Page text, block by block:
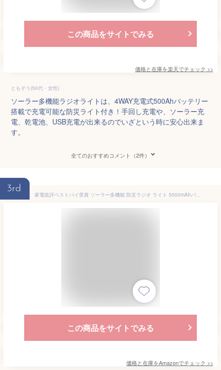
この商品をサイトでみる
価格と在庫を楽天でチェック >>
ともぞう(50代・女性)
ソーラー多機能ラジオライトは、4WAY充電式500Ahバッテリー
搭載で充電可能な防災ライト付き！手回し充電や、ソーラー充
電、乾電池、USB充電が出来るのでいざという時に安心出来ま
す。
全てのおすすめコメント（2件）
3rd
家電批評ベストバイ受賞 ソーラー多機能 防災ラジオ ライト 5000mAhバッテリー搭載 スマホ充電 手回し 充電３パターン 防災グッズ 防災防犯ダイレクト
この商品をサイトでみる
価格と在庫をAmazonでチェック >>